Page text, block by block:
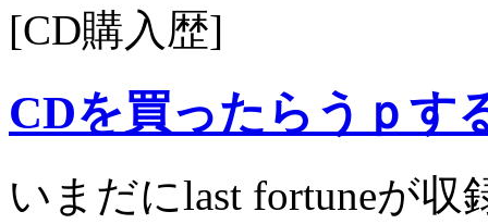
[CD購入歴]
CDを買ったらうｐす
いまだにlast fortuneが